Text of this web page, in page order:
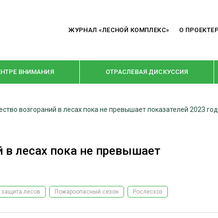
ЖУРНАЛ «ЛЕСНОЙ КОМПЛЕКС» О ПРОЕКТЕ
ВНИМАНИЯ ОТРАСЛЕВАЯ ДИСКУССИЯ
РУБРИКИ
КРУПНЫМ ПЛАНОМ
В ЦЕНТРЕ ВНИМАНИЯ
возгораний в лесах пока не превышает показателей 2023
в лесах пока не превышает
защита лесов Пожароопасный сезон Рослесхоз